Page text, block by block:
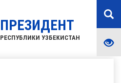
ПРЕЗИДЕНТ
РЕСПУБЛИКИ УЗБЕКИСТАН